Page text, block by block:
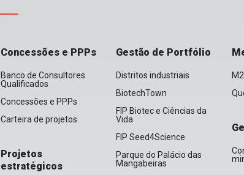
Concessões e PPPs
Banco de Consultores
Qualificados
Concessões e PPPs
Carteira de projetos
Projetos
estratégicos
Gestão de Portfólio
Distritos industriais
BiotechTown
FIP Biotec e Ciências da
Vida
FIP Seed4Science
Parque do Palácio das
Mangabeiras